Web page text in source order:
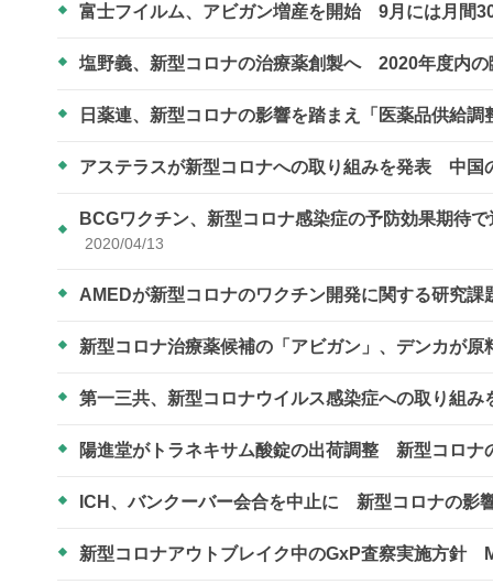
富士フイルム、アビガン増産を開始 9月には月間
塩野義、新型コロナの治療薬創製へ 2020年度内
日薬連、新型コロナの影響を踏まえ「医薬品供給
アステラスが新型コロナへの取り組みを発表 中国
BCGワクチン、新型コロナ感染症の予防効果期待
2020/04/13
AMEDが新型コロナのワクチン開発に関する研究課
新型コロナ治療薬候補の「アビガン」、デンカが
第一三共、新型コロナウイルス感染症への取り組
陽進堂がトラネキサム酸錠の出荷調整 新型コロナ
ICH、バンクーバー会合を中止に 新型コロナの影
新型コロナアウトブレイク中のGxP査察実施方針